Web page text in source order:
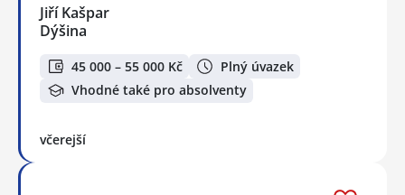
Jiří Kašpar
Dýšina
45 000 – 55 000 Kč
Plný úvazek
Vhodné také pro absolventy
včerejší